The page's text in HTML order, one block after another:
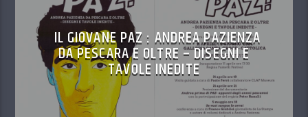
IL GIOVANE PAZ : ANDREA PAZIENZA
DA PESCARA E OLTRE – DISEGNI E
TAVOLE INEDITE